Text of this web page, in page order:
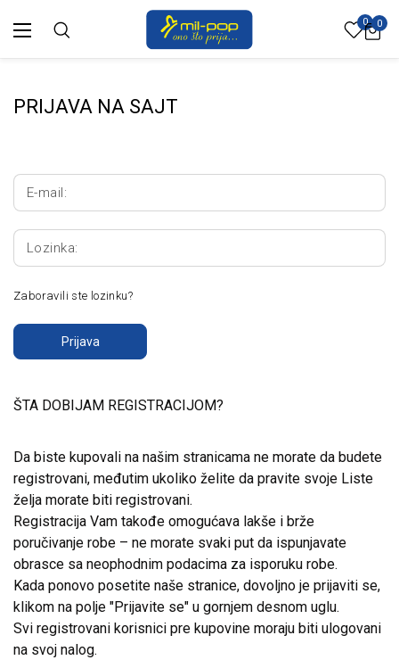
0 0
PRIJAVA NA SAJT
E-mail:
Lozinka:
Zaboravili ste lozinku?
Prijava
ŠTA DOBIJAM REGISTRACIJOM?
Da biste kupovali na našim stranicama ne morate da budete
registrovani, međutim ukoliko želite da pravite svoje Liste
želja morate biti registrovani.
Registracija Vam takođe omogućava lakše i brže
poručivanje robe – ne morate svaki put da ispunjavate
obrasce sa neophodnim podacima za isporuku robe.
Kada ponovo posetite naše stranice, dovoljno je prijaviti se,
klikom na polje "Prijavite se" u gornjem desnom uglu.
Svi registrovani korisnici pre kupovine moraju biti ulogovani
na svoj nalog.